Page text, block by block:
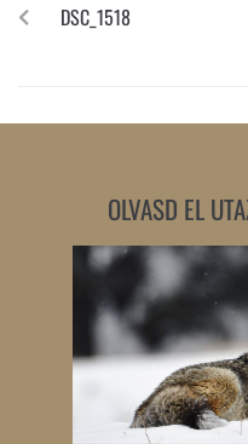
DSC_1518
OLVASD EL